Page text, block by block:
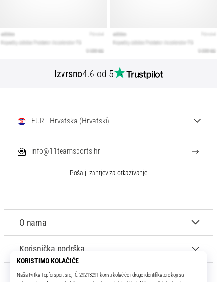
Izvrsno4.6 od 5
O nama
Korisnička podrška
EUR - Hrvatska (Hrvatski)
info@11teamsports.hr
Pošalji zahtjev za otkazivanje